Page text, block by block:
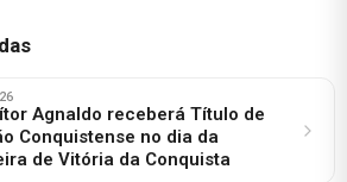
Agnaldo receberá Título de
Conquistense no dia da
de Vitória da Conquista